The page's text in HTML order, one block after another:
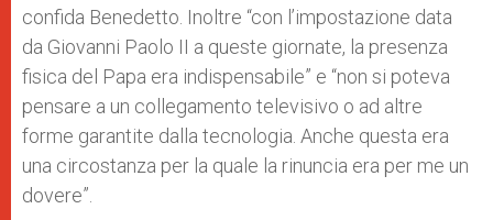
confida Benedetto. Inoltre “con l’impostazione data
da Giovanni Paolo II a queste giornate, la presenza
fisica del Papa era indispensabile” e “non si poteva
pensare a un collegamento televisivo o ad altre
forme garantite dalla tecnologia. Anche questa era
una circostanza per la quale la rinuncia era per me un
dovere”.